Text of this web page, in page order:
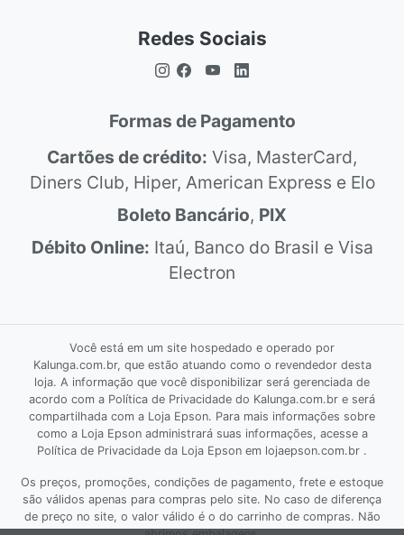
Redes Sociais
Formas de Pagamento
Cartões de crédito: Visa, MasterCard,
Diners Club, Hiper, American Express e Elo
Boleto Bancário, PIX
Débito Online: Itaú, Banco do Brasil e Visa
Electron
Você está em um site hospedado e operado por
Kalunga.com.br, que estão atuando como o revendedor desta
loja. A informação que você disponibilizar será gerenciada de
acordo com a Política de Privacidade do Kalunga.com.br e será
compartilhada com a Loja Epson. Para mais informações sobre
como a Loja Epson administrará suas informações, acesse a
Política de Privacidade da Loja Epson em lojaepson.com.br .
Os preços, promoções, condições de pagamento, frete e estoque
são válidos apenas para compras pelo site. No caso de diferença
de preço no site, o valor válido é o do carrinho de compras. Não